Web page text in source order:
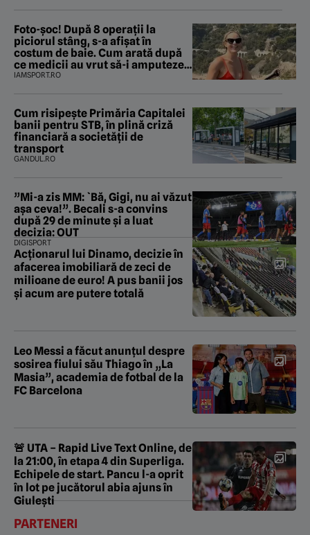
Foto-șoc! După 8 operații la
piciorul stâng, s-a afișat în
costum de baie. Cum arată după
ce medicii au vrut să-i amputeze
piciorul
IAMSPORT.RO
Cum risipește Primăria Capitalei
banii pentru STB, în plină criză
financiară a societății de
transport
GANDUL.RO
”Mi-a zis MM: `Bă, Gigi, nu ai văzut
așa ceva!”. Becali s-a convins
după 29 de minute și a luat
decizia: OUT
DIGISPORT
Acționarul lui Dinamo, decizie în
afacerea imobiliară de zeci de
milioane de euro! A pus banii jos
și acum are putere totală
Leo Messi a făcut anunțul despre
sosirea fiului său Thiago în „La
Masia”, academia de fotbal de la
FC Barcelona
🚨 UTA – Rapid Live Text Online, de
la 21:00, în etapa 4 din Superliga.
Echipele de start. Pancu l-a oprit
în lot pe jucătorul abia ajuns în
Giulești
PARTENERI